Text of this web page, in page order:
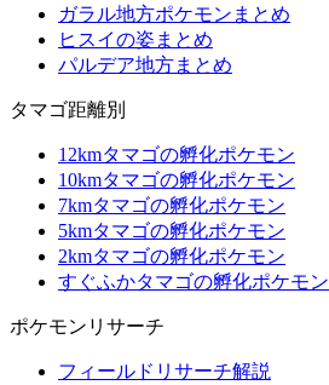
ガラル地方ポケモンまとめ
ヒスイの姿まとめ
パルデア地方まとめ
タマゴ距離別
12kmタマゴの孵化ポケモン
10kmタマゴの孵化ポケモン
7kmタマゴの孵化ポケモン
5kmタマゴの孵化ポケモン
2kmタマゴの孵化ポケモン
すぐふかタマゴの孵化ポケモン
ポケモンリサーチ
フィールドリサーチ解説